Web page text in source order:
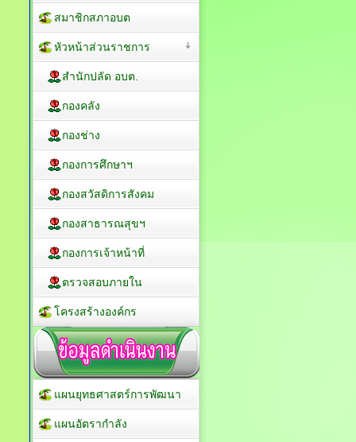
สมาชิกสภาอบต
หัวหน้าส่วนราชการ
สำนักปลัด อบต.
กองคลัง
กองช่าง
กองการศึกษาฯ
กองสวัสดิการสังคม
กองสาธารณสุขฯ
กองการเจ้าหน้าที่
ตรวจสอบภายใน
โครงสร้างองค์กร
แผนยุทธศาสตร์การพัฒนา
แผนอัตรากำลัง